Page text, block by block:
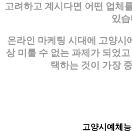
고려하고 계시다면 어떤 업체
있
온라인 마케팅 시대에 고양시
상 미룰 수 없는 과제가 되었
택하는 것이 가장
고양시예체